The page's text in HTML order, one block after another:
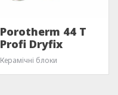
Porotherm 44 T
Profi Dryfix
Керамічні блоки